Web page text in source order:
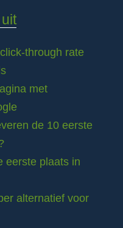
through rate
met
de 10 eerste
eerste plaats in
alternatief voor